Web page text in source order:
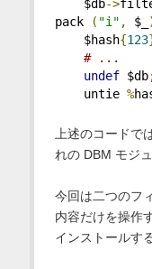
$db->
pack
( "i" , $_
$hash{123
# ...
undef $db
untie %
上述のコードで
れの DBM モジ
今回は二つのフ
内容だけを操作
インストールす